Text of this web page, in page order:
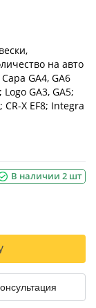
на авто
GA4, GA6
Logo GA3, GA5;
CR-X EF8; Integra
В наличии 2 шт